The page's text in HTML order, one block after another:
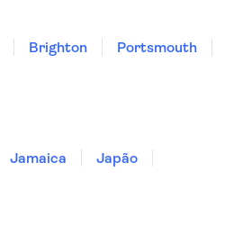
Brighton
Portsmouth
Jamaica
Japão